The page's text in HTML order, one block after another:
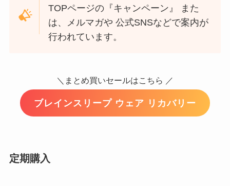
TOPページの『キャンペーン』 また
は、メルマガや 公式SNSなどで案内が
行われています。
＼まとめ買いセールはこちら ／
ブレインスリープ ウェア リカバリー
定期購入